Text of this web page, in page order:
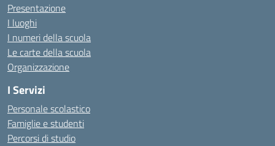
Presentazione
I luoghi
I numeri della scuola
Le carte della scuola
Organizzazione
I Servizi
Personale scolastico
Famiglie e studenti
Percorsi di studio